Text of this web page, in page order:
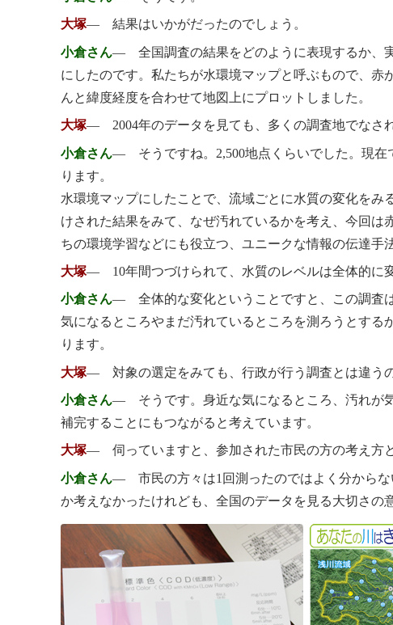
大塚― 結果はいかがだったのでしょう。
小倉さん― 全国調査の結果をどのように表現するか、
にしたのです。私たちが水環境マップと呼ぶもので、
んと緯度経度を合わせて地図上にプロットしました。
大塚― 2004年のデータを見ても、多くの調査地でなさ
小倉さん― そうですね。2,500地点くらいでした。現在
ります。
水環境マップにしたことで、流域ごとに水質の変化を
けされた結果をみて、なぜ汚れているかを考え、今回
ちの環境学習などにも役立つ、ユニークな情報の伝達手
大塚― 10年間つづけられて、水質のレベルは全体的に変
小倉さん― 全体的な変化ということですと、この調査
気になるところやまだ汚れているところを測ろうとす
ります。
大塚― 対象の選定をみても、行政が行う調査とは違うの
小倉さん― そうです。身近な気になるところ、汚れが
補完することにもつながると考えています。
大塚― 伺っていますと、参加された市民の方の考え方
小倉さん― 市民の方々は1回測ったのではよく分からな
か考えなかったけれども、全国のデータを見る大切さの